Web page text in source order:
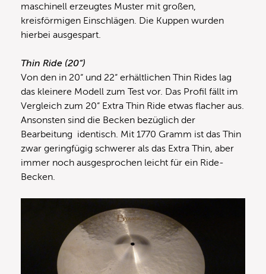
maschinell erzeugtes Muster mit großen,
kreisförmigen Einschlägen. Die Kuppen wurden
hierbei ausgespart.
Thin Ride (20“)
Von den in 20“ und 22“ erhältlichen Thin Rides lag
das kleinere Modell zum Test vor. Das Profil fällt im
Vergleich zum 20“ Extra Thin Ride etwas flacher aus.
Ansonsten sind die Becken bezüglich der
Bearbeitung identisch. Mit 1770 Gramm ist das Thin
zwar geringfügig schwerer als das Extra Thin, aber
immer noch ausgesprochen leicht für ein Ride-
Becken.